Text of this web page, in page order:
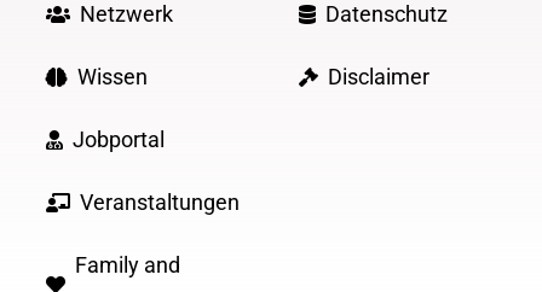
Netzwerk
Wissen
Jobportal
Veranstaltungen
Family and
Datenschutz
Disclaimer